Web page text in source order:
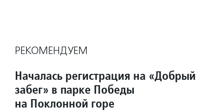
РЕКОМЕНДУЕМ
Началась регистрация на «Добрый
забег» в парке Победы
на Поклонной горе